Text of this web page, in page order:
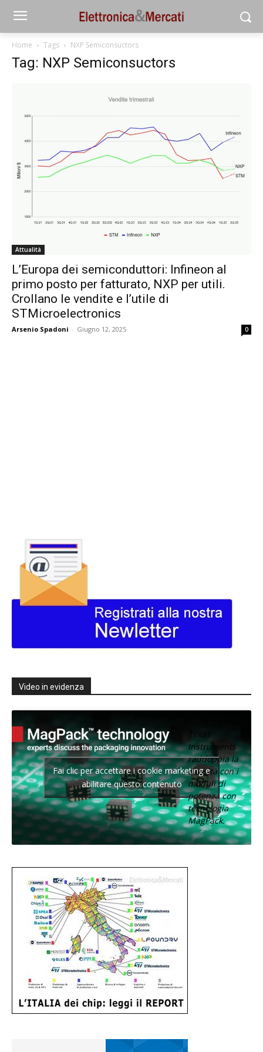
Home Tags NXP Semiconsuctors
Tag: NXP Semiconsuctors
Attualità
L’Europa dei semiconduttori: Infineon al
primo posto per fatturato, NXP per utili.
Crollano le vendite e l’utile di
STMicroelectronics
Arsenio Spadoni - Giugno 12, 2025 0
Video in evidenza
Texas
Instruments
raddoppia la
densità con i
moduli di
potenza con
tecnologia
MagPack.
Fai clic per accettare i cookie marketing e
abilitare questo contenuto